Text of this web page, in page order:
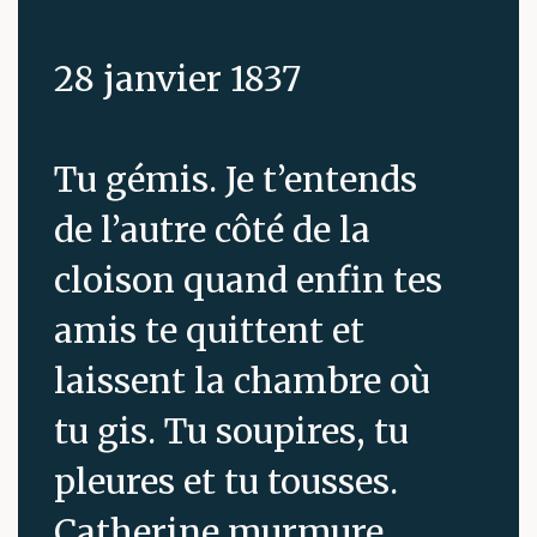
28 janvier 1837
Tu gémis. Je t’entends
de l’autre côté de la
cloison quand enfin tes
amis te quittent et
laissent la chambre où
tu gis. Tu soupires, tu
pleures et tu tousses.